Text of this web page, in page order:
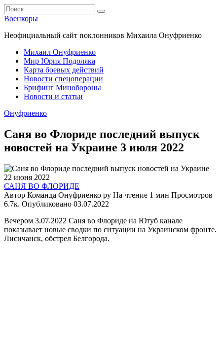
Перейти
к
содержанию
Search
for:
Военкоры
Неофициальный сайт поклонников Михаила Онуфриенко
Михаил Онуфриенко
Мир Юрия Подоляка
Карта боевых действий
Новости спецоперации
Брифинг Минобороны
Новости и статьи
Онуфриенко
Саня во Флориде последний выпуск
новостей на Украине 3 июля 2022
САНЯ ВО ФЛОРИДЕ
Автор Команда Онуфриенко ру На чтение 1 мин Просмотров
6.7к. Опубликовано 03.07.2022
Вечером 3.07.2022 Саня во Флориде на Ютуб канале
показывает новые сводки по ситуации на Украинском фронте.
Лисичанск, обстрел Белгорода.